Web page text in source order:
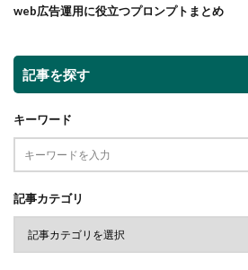
web広告運用に役立つプロンプトまとめ
記事を探す
キーワード
記事カテゴリ